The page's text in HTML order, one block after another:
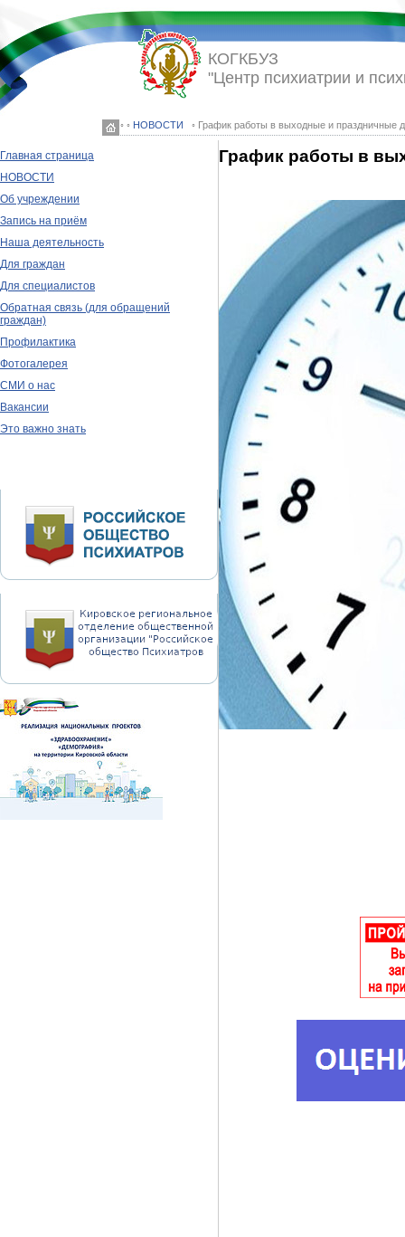
◦ ◦ НОВОСТИ ◦ График работы в выходные и праздничные
КОГКБУЗ
"Центр психиатрии и
Главная страница
НОВОСТИ
Об учреждении
Запись на приём
Наша деятельность
Для граждан
Для специалистов
Обратная связь (для обращений
граждан)
Профилактика
Фотогалерея
СМИ о нас
Вакансии
Это важно знать
График работы в